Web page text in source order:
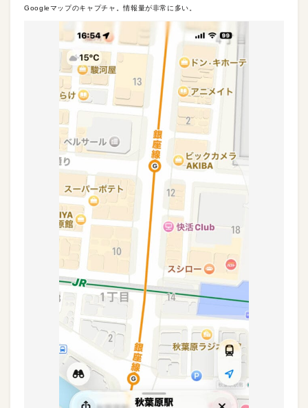
Googleマップのキャプチャ。情報量が非常に多い。